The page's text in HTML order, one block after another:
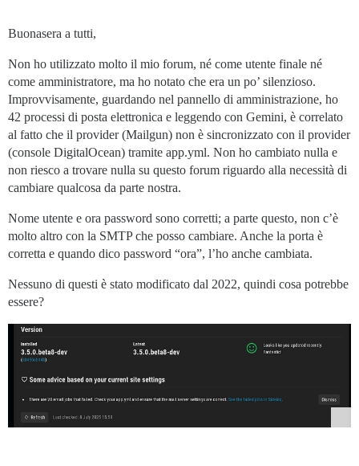
Buonasera a tutti,
Non ho utilizzato molto il mio forum, né come utente finale né
come amministratore, ma ho notato che era un po’ silenzioso.
Improvvisamente, guardando nel pannello di amministrazione, ho
42 processi di posta elettronica e leggendo con Gemini, è correlato
al fatto che il provider (Mailgun) non è sincronizzato con il provider
(console DigitalOcean) tramite app.yml. Non ho cambiato nulla e
non riesco a trovare nulla su questo forum riguardo alla necessità di
cambiare qualcosa da parte nostra.
Nome utente e ora password sono corretti; a parte questo, non c’è
molto altro con la SMTP che posso cambiare. Anche la porta è
corretta e quando dico password “ora”, l’ho anche cambiata.
Nessuno di questi è stato modificato dal 2022, quindi cosa potrebbe
essere?